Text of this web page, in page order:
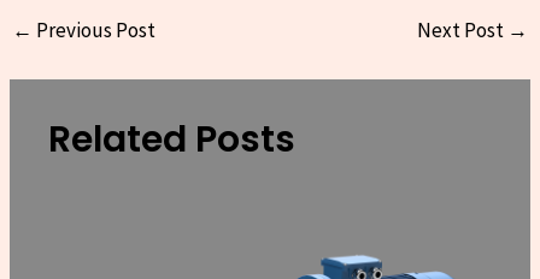
← Previous Post Next Post →
Related Posts